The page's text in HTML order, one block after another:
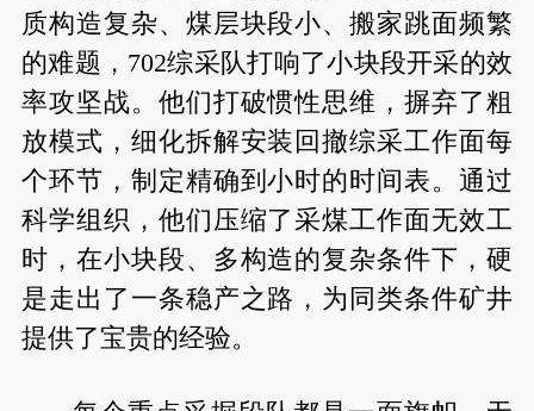
质构造复杂、煤层块段小、搬家跳面频繁
的难题，702综采队打响了小块段开采的效
率攻坚战。他们打破惯性思维，摒弃了粗
放模式，细化拆解安装回撤综采工作面每
个环节，制定精确到小时的时间表。通过
科学组织，他们压缩了采煤工作面无效工
时，在小块段、多构造的复杂条件下，硬
是走出了一条稳产之路，为同类条件矿井
提供了宝贵的经验。